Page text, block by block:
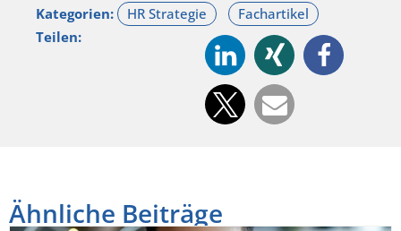
Kategorien:
Teilen:
Ähnliche Beiträge